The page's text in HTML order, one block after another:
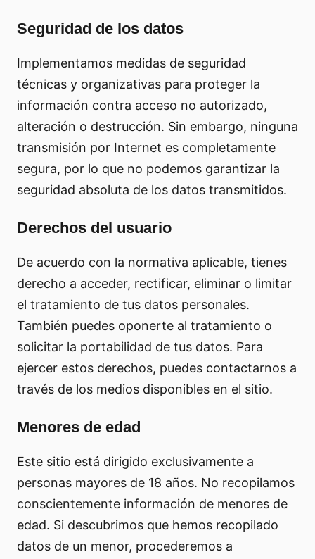
Seguridad de los datos
Implementamos medidas de seguridad
técnicas y organizativas para proteger la
información contra acceso no autorizado,
alteración o destrucción. Sin embargo, ninguna
transmisión por Internet es completamente
segura, por lo que no podemos garantizar la
seguridad absoluta de los datos transmitidos.
Derechos del usuario
De acuerdo con la normativa aplicable, tienes
derecho a acceder, rectificar, eliminar o limitar
el tratamiento de tus datos personales.
También puedes oponerte al tratamiento o
solicitar la portabilidad de tus datos. Para
ejercer estos derechos, puedes contactarnos a
través de los medios disponibles en el sitio.
Menores de edad
Este sitio está dirigido exclusivamente a
personas mayores de 18 años. No recopilamos
conscientemente información de menores de
edad. Si descubrimos que hemos recopilado
datos de un menor, procederemos a